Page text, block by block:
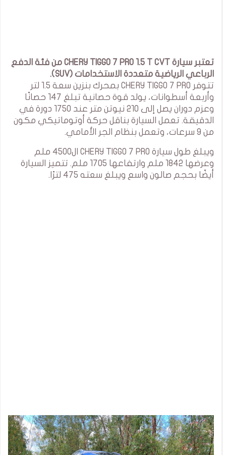
تعتبر سيارة CHERY TIGGO 7 PRO 1.5 T CVT من فئة الدفع
الرباعي الرياضية متعددة الاستخدامات (SUV).
تتوفر CHERY TIGGO 7 PRO بمحرك بنزين سعة 1.5 لتر
وأربعة أسطوانات، يولد قوة حصانية تبلغ 147 حصانًا
وعزم دوران يصل إلى 210 نيوتن متر عند 1750 دورة في
الدقيقة. تعمل السيارة بناقل حركة أوتوماتيكي مكون
من 9 سرعات، وتعمل بنظام الجر الأمامي.
ويبلغ طول سيارة CHERY TIGGO 7 PRO ال4500 ملم
وعرضها 1842 ملم وارتفاعها 1705 ملم. تتميز السيارة
أيضًا بحجم صالون واسع ويبلغ سعته 475 لترًا.